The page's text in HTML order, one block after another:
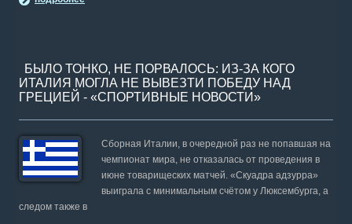
БЫЛО ТОНКО, НЕ ПОРВАЛОСЬ: ИЗ-ЗА КОГО
ИТАЛИЯ МОГЛА НЕ ВЫВЕЗТИ ПОБЕДУ НАД
ГРЕЦИЕЙ - «СПОРТИВНЫЕ НОВОСТИ»
Сборная Италии, в очередной раз не попавшая на
чемпионат мира, не отказалась от проведения в
июне товарищеских матчей. «Скуадра адзурра»
выиграла с минимальным счётом у Люксембурга, а
следом также в